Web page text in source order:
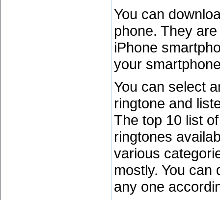
You can
phone. They
iPhone
your
You can select
ringtone and
The top 10 list
ringtones
various
mostly. You can
any one